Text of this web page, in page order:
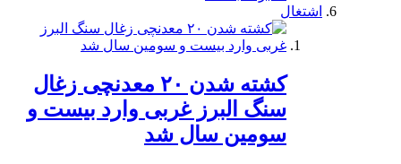
اشتغال
کشته شدن ۲۰ معدنچی زغال
سنگ البرز غربی وارد بیست و
سومین سال شد